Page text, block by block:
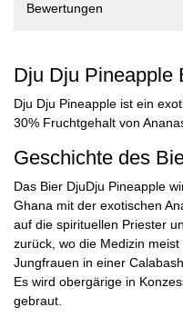
Bewertungen
Dju Dju Pineapple
Dju Dju Pineapple ist ein
30% Fruchtgehalt von
Geschichte des
Das Bier DjuDju Pineapple
Ghana mit der exotischen
auf die spirituellen Priester
zurück, wo die Medizin
Jungfrauen in einer
Es wird obergärige in
gebraut.